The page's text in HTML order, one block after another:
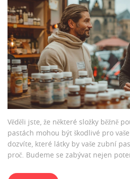
Věděli jste, že některé složky běžně
pastách mohou být škodlivé pro
dozvíte, které látky by vaše zubní
proč. Budeme se zabývat nejen
při výběru zubní pasty zvážit. Je